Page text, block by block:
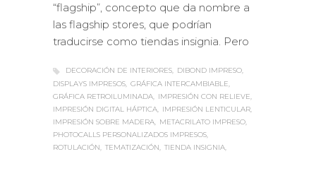
“flagship”, concepto que da nombre a
las flagship stores, que podrían
traducirse como tiendas insignia. Pero
DECORACIÓN DE INTERIORES
DIBOND IMPRESO
DISPLAYS IMPRESOS GRÁFICA INTERCAMBIABLE
GRÁFICA RETROILUMINADA
IMPRESIÓN CON RELIEVE
IMPRESIÓN DIGITAL HÁPTICA
IMPRESIÓN LENTICULAR
IMPRESIÓN SOBRE MADERA
METACRILATO IMPRESO
PHOTOCALLS PERSONALIZADOS IMPRESOS
ROTULACIÓN
TEMATIZACIÓN TIENDA INSIGNIA